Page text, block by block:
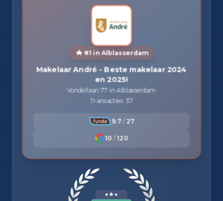
#1 in Alblasserdam
Makelaar André - Beste makelaar 2024
en 2025!
Vondellaan 77 in Alblasserdam
Transacties: 37
9.7 / 27
10 / 120